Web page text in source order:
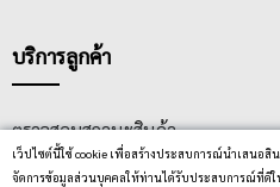
เว็ปไซต์นี้ใช้ cookie เพื่อสร้างประสบการณ์นำเสนอ
จัดการข้อมูลส่วนบุคคลให้ท่านได้รับประสบการณ์ที่ดีใ
บริการลูกค้า
ตรวจสอบสถานะสินค้า
คู่มือนักช้อป